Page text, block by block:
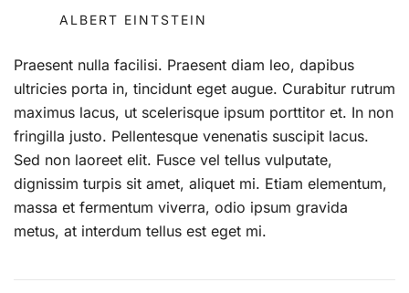
ALBERT EINTSTEIN
Praesent nulla facilisi. Praesent diam leo, dapibus
ultricies porta in, tincidunt eget augue. Curabitur rutrum
maximus lacus, ut scelerisque ipsum porttitor et. In non
fringilla justo. Pellentesque venenatis suscipit lacus.
Sed non laoreet elit. Fusce vel tellus vulputate,
dignissim turpis sit amet, aliquet mi. Etiam elementum,
massa et fermentum viverra, odio ipsum gravida
metus, at interdum tellus est eget mi.